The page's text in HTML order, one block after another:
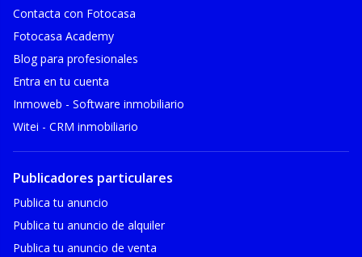
Contacta con Fotocasa
Fotocasa Academy
Blog para profesionales
Entra en tu cuenta
Inmoweb - Software inmobiliario
Witei - CRM inmobiliario
Publicadores particulares
Publica tu anuncio
Publica tu anuncio de alquiler
Publica tu anuncio de venta